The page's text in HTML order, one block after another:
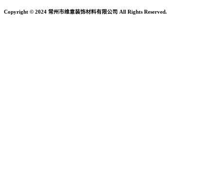
Copyright © 2024 常州市维意装饰材料有限公司 All Rights Reserved.